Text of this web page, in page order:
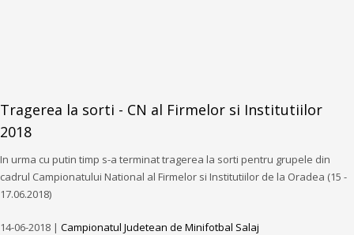
Tragerea la sorti - CN al Firmelor si Institutiilor
2018
In urma cu putin timp s-a terminat tragerea la sorti pentru grupele din
cadrul Campionatului National al Firmelor si Institutiilor de la Oradea (15 -
17.06.2018)
14-06-2018 | Campionatul Judetean de Minifotbal Salaj